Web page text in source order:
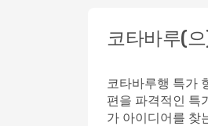
코타바루(
코타바루행 특가
편을 파격적인 특
가 아이디어를 찾